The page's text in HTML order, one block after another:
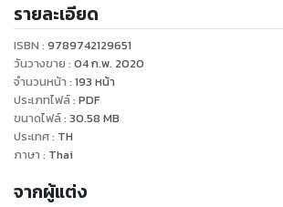
ที่สั้น กระชับ อ่านแล้วเข้าใจได้ง่าย พร้อมทั้งรูป
อธิบายตลอดทั้งเล่ม แล้วคุณจะคุณรู้จักและเ
รายละเอียด
ISBN : 9789742129651
วันวางขาย : 04 ก.พ. 2020
จำนวนหน้า : 193 หน้า
ประเภทไฟล์: PDF
ขนาดไฟล์: 30.58 MB
ประเทศ: TH
ภาษา : Thai
จากผู้แต่ง